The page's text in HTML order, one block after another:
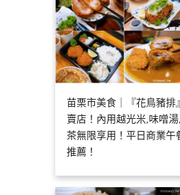
苗栗市美食｜『花鳥豬排
賣店！內用越光米,味噌湯
茶無限享用！平日商業午
推薦！